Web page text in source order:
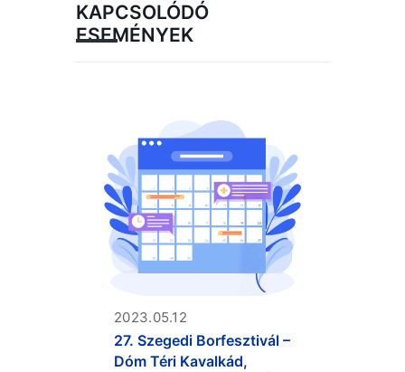
KAPCSOLÓDÓ
ESEMÉNYEK
2023.05.12
27. Szegedi Borfesztivál –
Dóm Téri Kavalkád,